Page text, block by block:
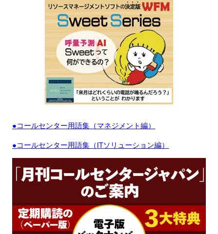
●コールセンター用語集（マネジメント編）
●コールセンター用語集（ITソリューション編）